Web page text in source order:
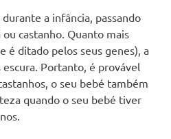
a infância, passando
castanho. Quanto mais
é ditado pelos seus genes), a
Portanto, é provável
o seu bebé também
quando o seu bebé tiver